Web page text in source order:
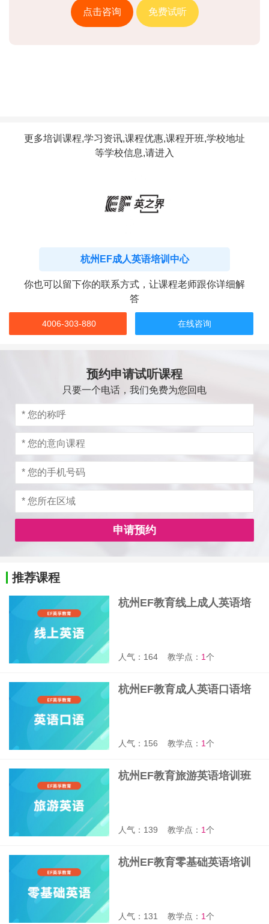
点击咨询 免费试听
更多培训课程,学习资讯,课程优惠,课程开班,学校地址
等学校信息,请进入
杭州EF成人英语培训中心
你也可以留下你的联系方式，让课程老师跟你详细解
答
4006-303-880 在线咨询
预约申请试听课程
只要一个电话，我们免费为您回电
申请预约
推荐课程
杭州EF教育线上成人英语培
人气：164 教学点： 1个
杭州EF教育成人英语口语培
人气：156 教学点： 1个
杭州EF教育旅游英语培训班
人气：139 教学点： 1个
杭州EF教育零基础英语培训
人气：131 教学点： 1个